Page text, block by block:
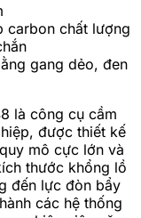
carbon chất lượng
gang dẻo, đen
là công cụ cầm
được thiết kế
mô cực lớn và
thước khổng lồ
đến lực đòn bẩy
các hệ thống